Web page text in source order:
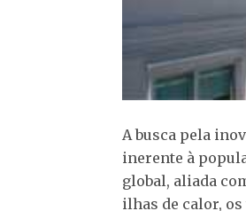
A busca pela
inerente à
global, aliada
ilhas de calor,